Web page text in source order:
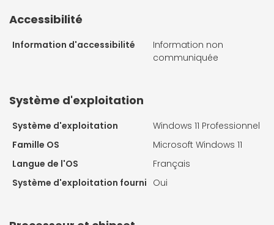
Accessibilité
Information d'accessibilité
Information non
communiquée
Système d'exploitation
Système d'exploitation
Windows 11 Professionnel
Famille OS
Microsoft Windows 11
Langue de l'OS
Français
Système d'exploitation fourni Oui